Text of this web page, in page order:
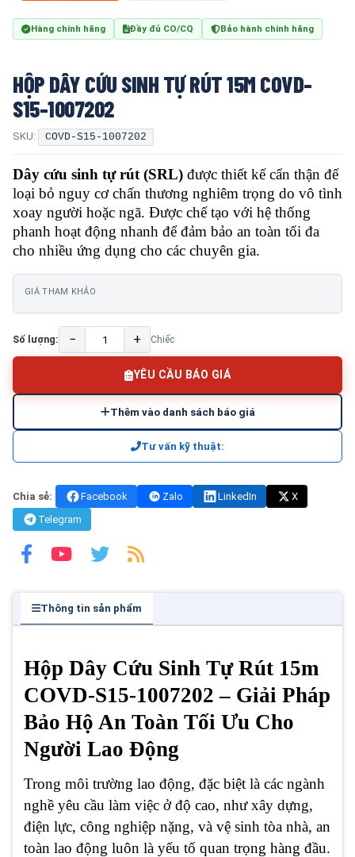
Hàng chính hãng Đầy đủ CO/CQ Bảo hành chính hãng
HỘP DÂY CỨU SINH TỰ RÚT 15M COVD-
S15-1007202
SKU: COVD-S15-1007202
Dây cứu sinh tự rút (SRL) được thiết kế cẩn thận để
loại bỏ nguy cơ chấn thương nghiêm trọng do vô tình
xoay người hoặc ngã. Được chế tạo với hệ thống
phanh hoạt động nhanh để đảm bảo an toàn tối đa
cho nhiều ứng dụng cho các chuyên gia.
GIÁ THAM KHẢO
Số lượng: − + Chiếc
YÊU CẦU BÁO GIÁ
Thêm vào danh sách báo giá
Tư vấn kỹ thuật:
Chia sẻ: Facebook Zalo LinkedIn
X
Telegram
Thông tin sản phẩm
Hộp Dây Cứu Sinh Tự Rút 15m
COVD-S15-1007202 – Giải Pháp
Bảo Hộ An Toàn Tối Ưu Cho
Người Lao Động
Trong môi trường lao động, đặc biệt là các ngành
nghề yêu cầu làm việc ở độ cao, như xây dựng,
điện lực, công nghiệp nặng, và vệ sinh tòa nhà, an
toàn lao động luôn là yếu tố quan trọng hàng đầu.